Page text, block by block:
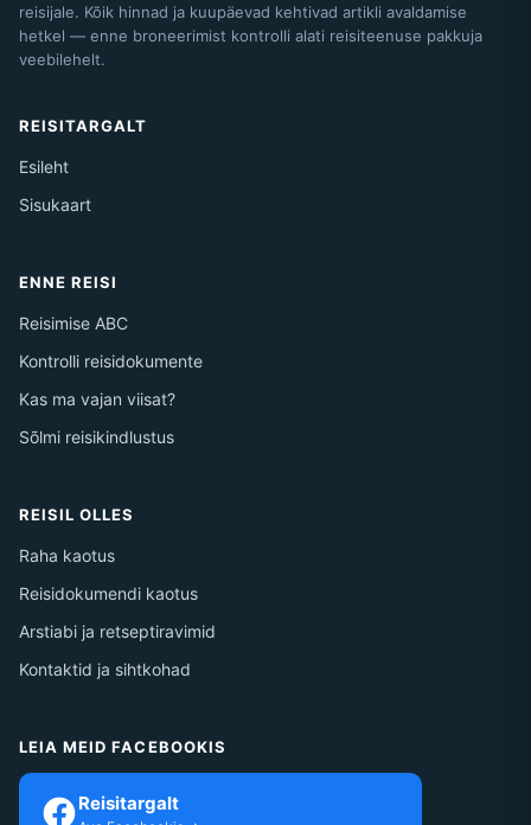
reisijale. Kõik hinnad ja kuupäevad kehtivad artikli avaldamise
hetkel — enne broneerimist kontrolli alati reisiteenuse pakkuja
veebilehelt.
REISITARGALT
Esileht
Sisukaart
ENNE REISI
Reisimise ABC
Kontrolli reisidokumente
Kas ma vajan viisat?
Sõlmi reisikindlustus
REISIL OLLES
Raha kaotus
Reisidokumendi kaotus
Arstiabi ja retseptiravimid
Kontaktid ja sihtkohad
LEIA MEID FACEBOOKIS
Reisitargalt